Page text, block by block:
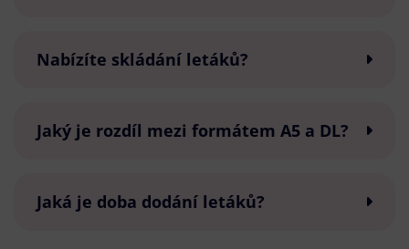
Nabízíte skládání letáků?
Jaký je rozdíl mezi formátem A5 a DL?
Jaká je doba dodání letáků?